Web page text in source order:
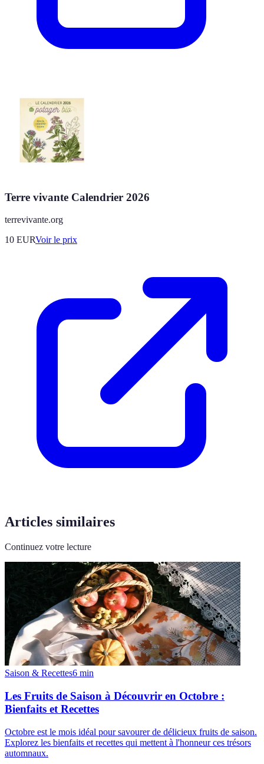
Terre vivante Calendrier 2026
terrevivante.org
10 EURVoir le prix
Articles similaires
Continuez votre lecture
Saison & Recettes6 min
Les Fruits de Saison à Découvrir en Octobre :
Bienfaits et Recettes
Octobre est le mois idéal pour savourer de délicieux fruits de saison.
Explorez les bienfaits et recettes qui mettent à l'honneur ces trésors
automnaux.